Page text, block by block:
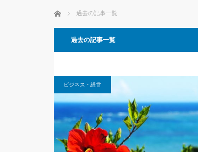
ホーム 過去の記事一覧
過去の記事一覧
ビジネス・経営